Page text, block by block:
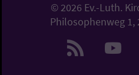
© 2026 Ev.-Luth.
Philosophenweg 1,